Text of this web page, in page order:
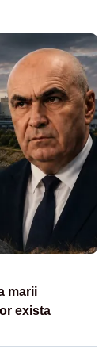
marii
exista